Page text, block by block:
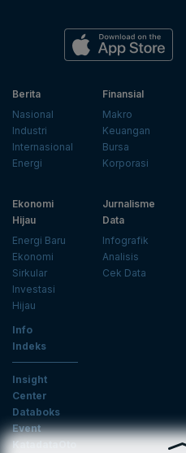
Berita
Nasional
Industri
Internasional
Energi
Finansial
Makro
Keuangan
Bursa
Korporasi
Ekonomi
Hijau
Energi Baru
Ekonomi
Sirkular
Investasi
Hijau
Jurnalisme
Data
Infografik
Analisis
Cek Data
Info
Indeks
Insight
Center
Databoks
Event
KatadataOto